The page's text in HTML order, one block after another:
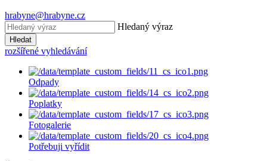
hrabyne@hrabyne.cz
Hledaný výraz
Hledat
rozšířené vyhledávání
Odpady
Poplatky
Fotogalerie
Potřebuji vyřídit